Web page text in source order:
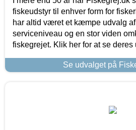
fiskeudstyr til enhver form for
har altid været et kæmpe udvalg
serviceniveau og en stor viden
fiskegrejet. Klik her for at se deres
Se udvalget på